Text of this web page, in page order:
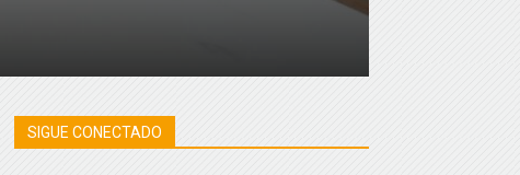
SIGUE CONECTADO